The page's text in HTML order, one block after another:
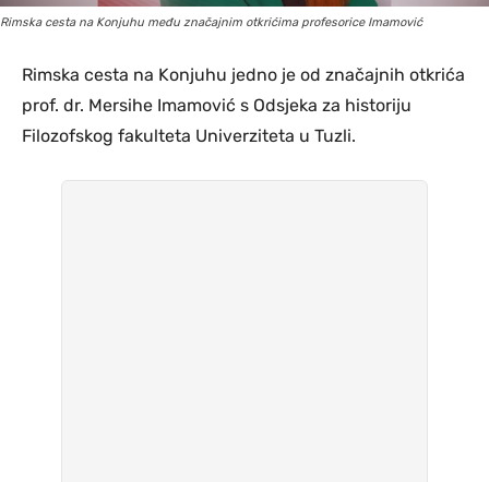
Rimska cesta na Konjuhu među značajnim otkrićima profesorice Imamović
Rimska cesta na Konjuhu jedno je od značajnih otkrića
prof. dr. Mersihe Imamović s Odsjeka za historiju
Filozofskog fakulteta Univerziteta u Tuzli.